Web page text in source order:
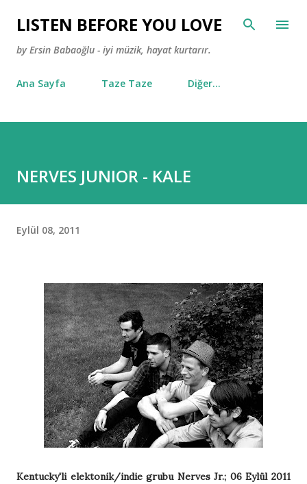
Ana içeriğe atla
LISTEN BEFORE YOU LOVE
by Ersin Babaoğlu - iyi müzik, hayat kurtarır.
Ana Sayfa Taze Taze Diğer…
NERVES JUNIOR - KALE
Eylül 08, 2011
Kentucky'li elektonik/indie grubu Nerves Jr.; 06 Eylül 2011